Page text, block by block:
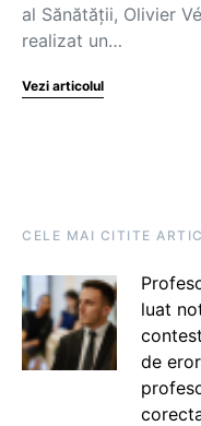
al Sănătății, Olivier
realizat un…
Vezi articolul
CELE MAI CITITE
luat
de